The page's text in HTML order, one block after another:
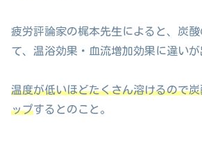
疲労評論家の梶本先生によると、炭
て、温浴効果・血流増加効果に違いが
温度が低いほどたくさん溶けるので
ップするとのこと。